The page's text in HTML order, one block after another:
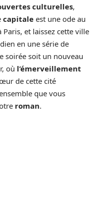
culturelles,
capitale est une ode au
Paris, et laissez cette ville
en une série de
soirée soit un nouveau
où l’émerveillement
de cette cité
que vous
roman.